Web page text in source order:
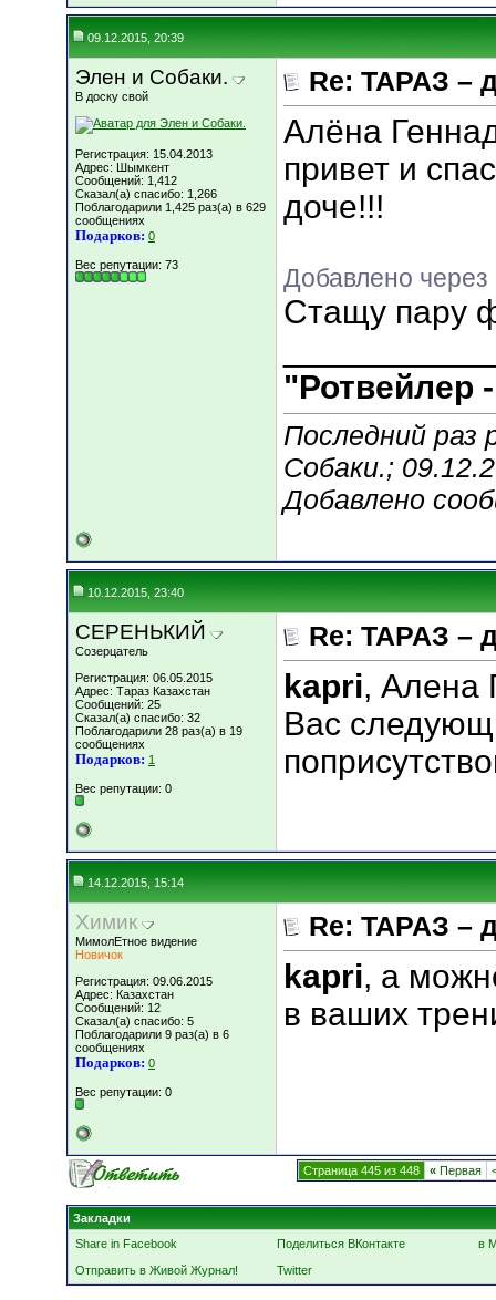
09.12.2015, 20:39
Элен и Собаки.
В доску свой
Регистрация: 15.04.2013
Адрес: Шымкент
Сообщений: 1,412
Сказал(а) спасибо: 1,266
Поблагодарили 1,425 раз(а) в 629
сообщениях
Подарков: 0
Вес репутации: 73
Re: ТАРАЗ –
Алёна
привет и
доче!!!
Добавлено
Стащу пару
"Ротвейлер
Последний раз
Собаки.;
Добавлено
10.12.2015, 23:40
СЕРЕНЬКИЙ
Созерцатель
Регистрация: 06.05.2015
Адрес: Тараз Казахстан
Сообщений: 25
Сказал(а) спасибо: 32
Поблагодарили 28 раз(а) в 19
сообщениях
Подарков: 1
Вес репутации: 0
Re: ТАРАЗ –
kapri, Алена
Вас
14.12.2015, 15:14
Химик
МимолЕтное видение
Новичок
Регистрация: 09.06.2015
Адрес: Казахстан
Сообщений: 12
Сказал(а) спасибо: 5
Поблагодарили 9 раз(а) в 6
сообщениях
Подарков: 0
Вес репутации: 0
Re: ТАРАЗ –
kapri, а
в ваших
Страница 445 из 448 « Первая
Закладки
Share in Facebook
Поделиться ВКонтакте
в
Отправить в Живой Журнал!
Twitter